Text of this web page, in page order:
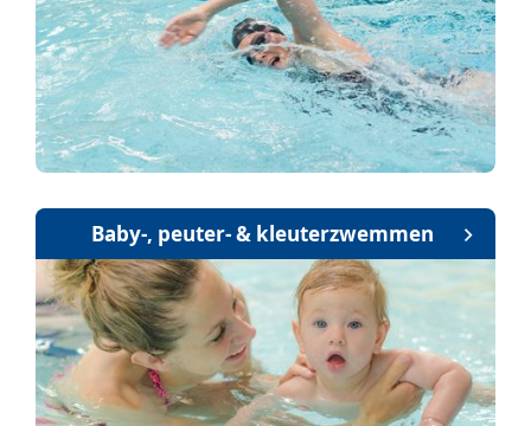
Baby-, peuter- & kleuterzwemmen